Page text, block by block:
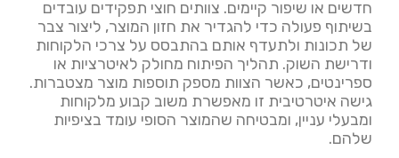
חדשים או שיפור קיימים. צוותים חוצי תפקידים עובדים
בשיתוף פעולה כדי להגדיר את חזון המוצר, ליצור צבר
של תכונות ולתעדף אותם בהתבסס על צרכי הלקוחות
ודרישת השוק. תהליך הפיתוח מחולק לאיטרציות או
ספרינטים, כאשר הצוות מספק תוספות מוצר מצטברות.
גישה איטרטיבית זו מאפשרת משוב קבוע מלקוחות
ומבעלי עניין, ומבטיחה שהמוצר הסופי עומד בציפיות
שלהם.